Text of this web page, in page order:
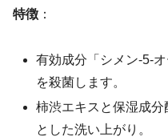
特徴 ：
有効成分「シメン-5-
を殺菌します。
柿渋エキスと保湿成分
とした洗い上がり。